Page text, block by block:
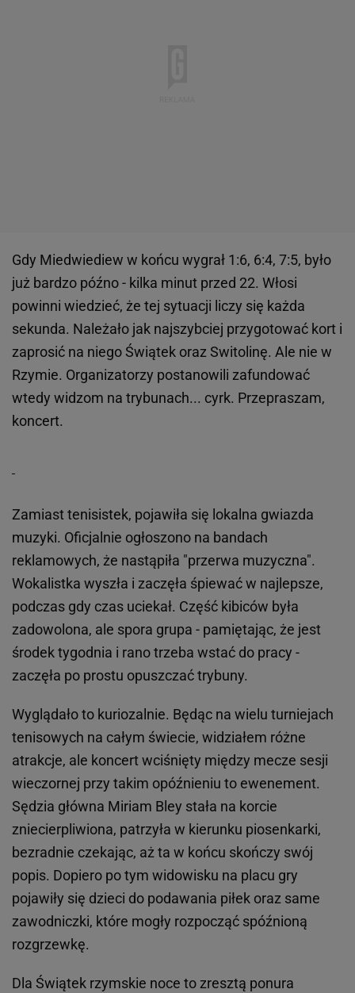
Gdy Miedwiediew w końcu wygrał 1:6, 6:4, 7:5, było
już bardzo późno - kilka minut przed 22. Włosi
powinni wiedzieć, że tej sytuacji liczy się każda
sekunda. Należało jak najszybciej przygotować kort i
zaprosić na niego Świątek oraz Switolinę. Ale nie w
Rzymie. Organizatorzy postanowili zafundować
wtedy widzom na trybunach... cyrk. Przepraszam,
koncert.
Zamiast tenisistek, pojawiła się lokalna gwiazda
muzyki. Oficjalnie ogłoszono na bandach
reklamowych, że nastąpiła "przerwa muzyczna".
Wokalistka wyszła i zaczęła śpiewać w najlepsze,
podczas gdy czas uciekał. Część kibiców była
zadowolona, ale spora grupa - pamiętając, że jest
środek tygodnia i rano trzeba wstać do pracy -
zaczęła po prostu opuszczać trybuny.
Wyglądało to kuriozalnie. Będąc na wielu turniejach
tenisowych na całym świecie, widziałem różne
atrakcje, ale koncert wciśnięty między mecze sesji
wieczornej przy takim opóźnieniu to ewenement.
Sędzia główna Miriam Bley stała na korcie
zniecierpliwiona, patrzyła w kierunku piosenkarki,
bezradnie czekając, aż ta w końcu skończy swój
popis. Dopiero po tym widowisku na placu gry
pojawiły się dzieci do podawania piłek oraz same
zawodniczki, które mogły rozpocząć spóźnioną
rozgrzewkę.
Dla Świątek rzymskie noce to zresztą ponura